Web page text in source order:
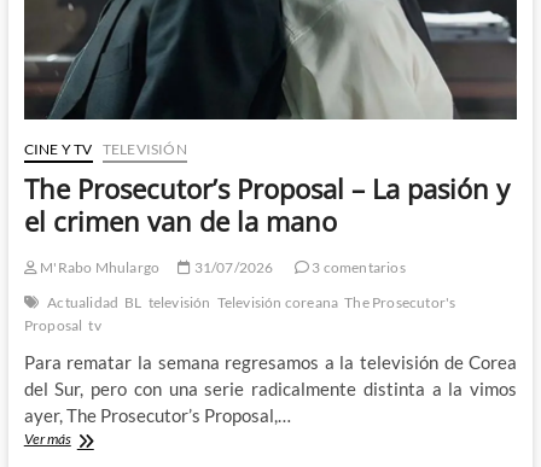
este
verano
CINE Y TV TELEVISIÓN
The Prosecutor’s Proposal – La pasión y
el crimen van de la mano
M'Rabo Mhulargo 31/07/2026
3 comentarios
Actualidad BL televisión Televisión coreana The Prosecutor's
Proposal tv
Para rematar la semana regresamos a la televisión de Corea
del Sur, pero con una serie radicalmente distinta a la vimos
ayer, The Prosecutor’s Proposal,…
Ver másThe